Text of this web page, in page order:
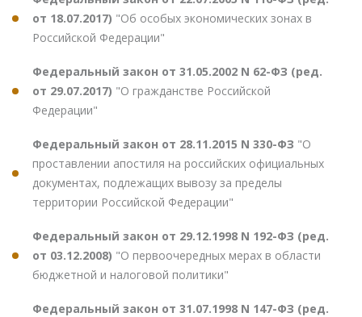
от 18.07.2017) "Об особых экономических зонах в
Российской Федерации"
Федеральный закон от 31.05.2002 N 62-ФЗ (ред.
от 29.07.2017) "О гражданстве Российской
Федерации"
Федеральный закон от 28.11.2015 N 330-ФЗ "О
проставлении апостиля на российских официальных
документах, подлежащих вывозу за пределы
территории Российской Федерации"
Федеральный закон от 29.12.1998 N 192-ФЗ (ред.
от 03.12.2008) "О первоочередных мерах в области
бюджетной и налоговой политики"
Федеральный закон от 31.07.1998 N 147-ФЗ (ред.